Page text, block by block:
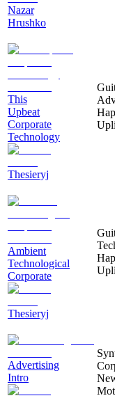
Nazar
Hrushko
This
Upbeat
Corporate
Technology
Thesieryj
Ambient
Technological
Corporate
Thesieryj
Advertising
Intro